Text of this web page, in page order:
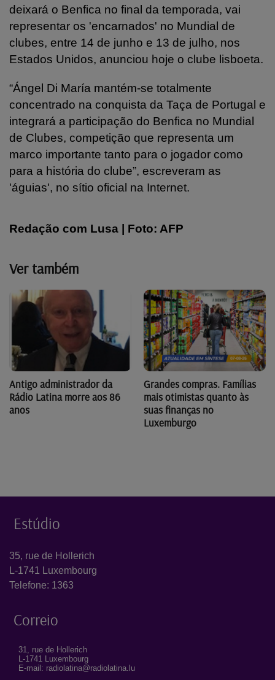
deixará o Benfica no final da temporada, vai
representar os 'encarnados' no Mundial de
clubes, entre 14 de junho e 13 de julho, nos
Estados Unidos, anunciou hoje o clube lisboeta.
“Ángel Di María mantém-se totalmente
concentrado na conquista da Taça de Portugal e
integrará a participação do Benfica no Mundial
de Clubes, competição que representa um
marco importante tanto para o jogador como
para a história do clube”, escreveram as
'águias', no sítio oficial na Internet.
Redação com Lusa | Foto: AFP
Ver também
Antigo administrador da
Rádio Latina morre aos 86
anos
Grandes compras. Famílias
mais otimistas quanto às
suas finanças no
Luxemburgo
Estúdio
35, rue de Hollerich
L-1741 Luxembourg
Telefone: 1363
Correio
31, rue de Hollerich
L-1741 Luxembourg
E-mail: radiolatina@radiolatina.lu